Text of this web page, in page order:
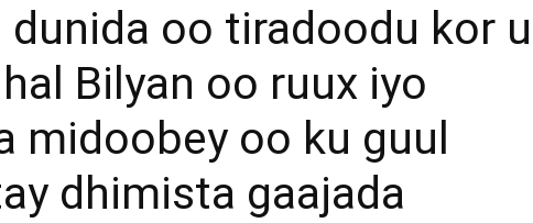
Newspaper
dunida oo tiradoodu kor u
Bilyan oo ruux iyo
midoobey oo ku guul
dhimista gaajada